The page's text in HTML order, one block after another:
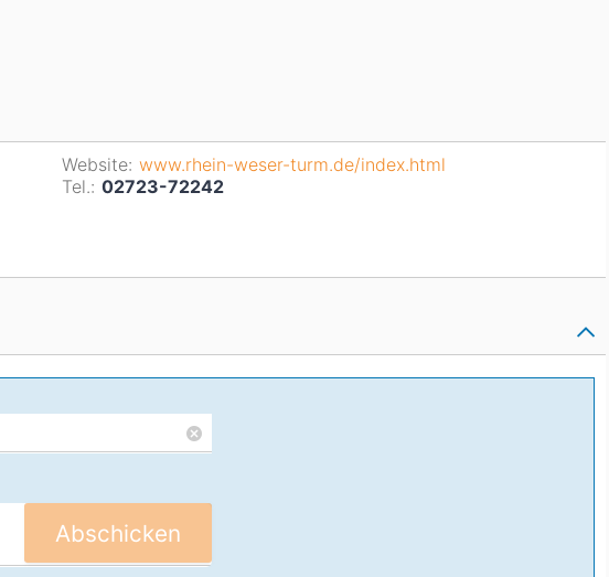
Website: www.rhein-weser-turm.de/index.html
Tel.: 02723-72242
Abschicken